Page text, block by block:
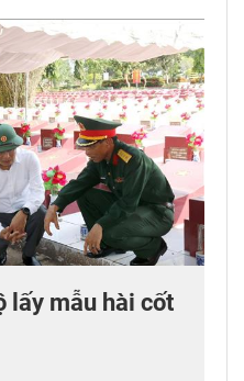
lấy mẫu hài cốt